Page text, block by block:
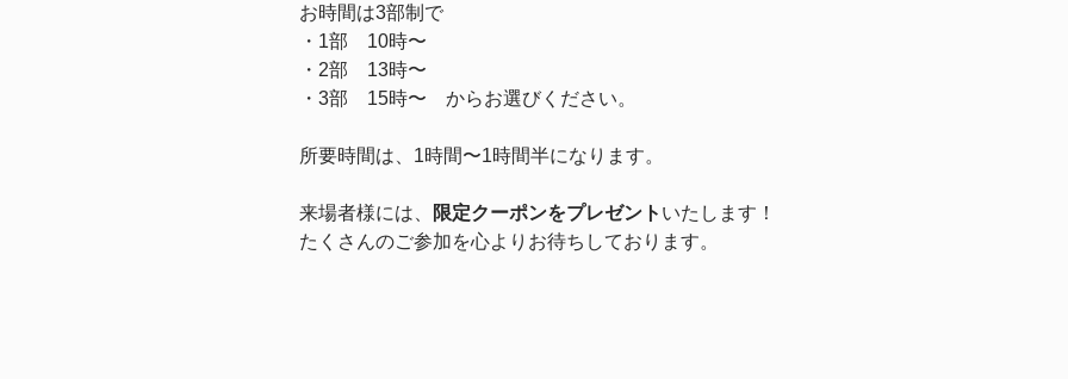
お時間は3部制で
・1部　10時〜
・2部　13時〜
・3部　15時〜　からお選びください。
所要時間は、1時間〜1時間半になります。
来場者様には、 限定クーポンをプレゼント いたします！
たくさんのご参加を心よりお待ちしております。